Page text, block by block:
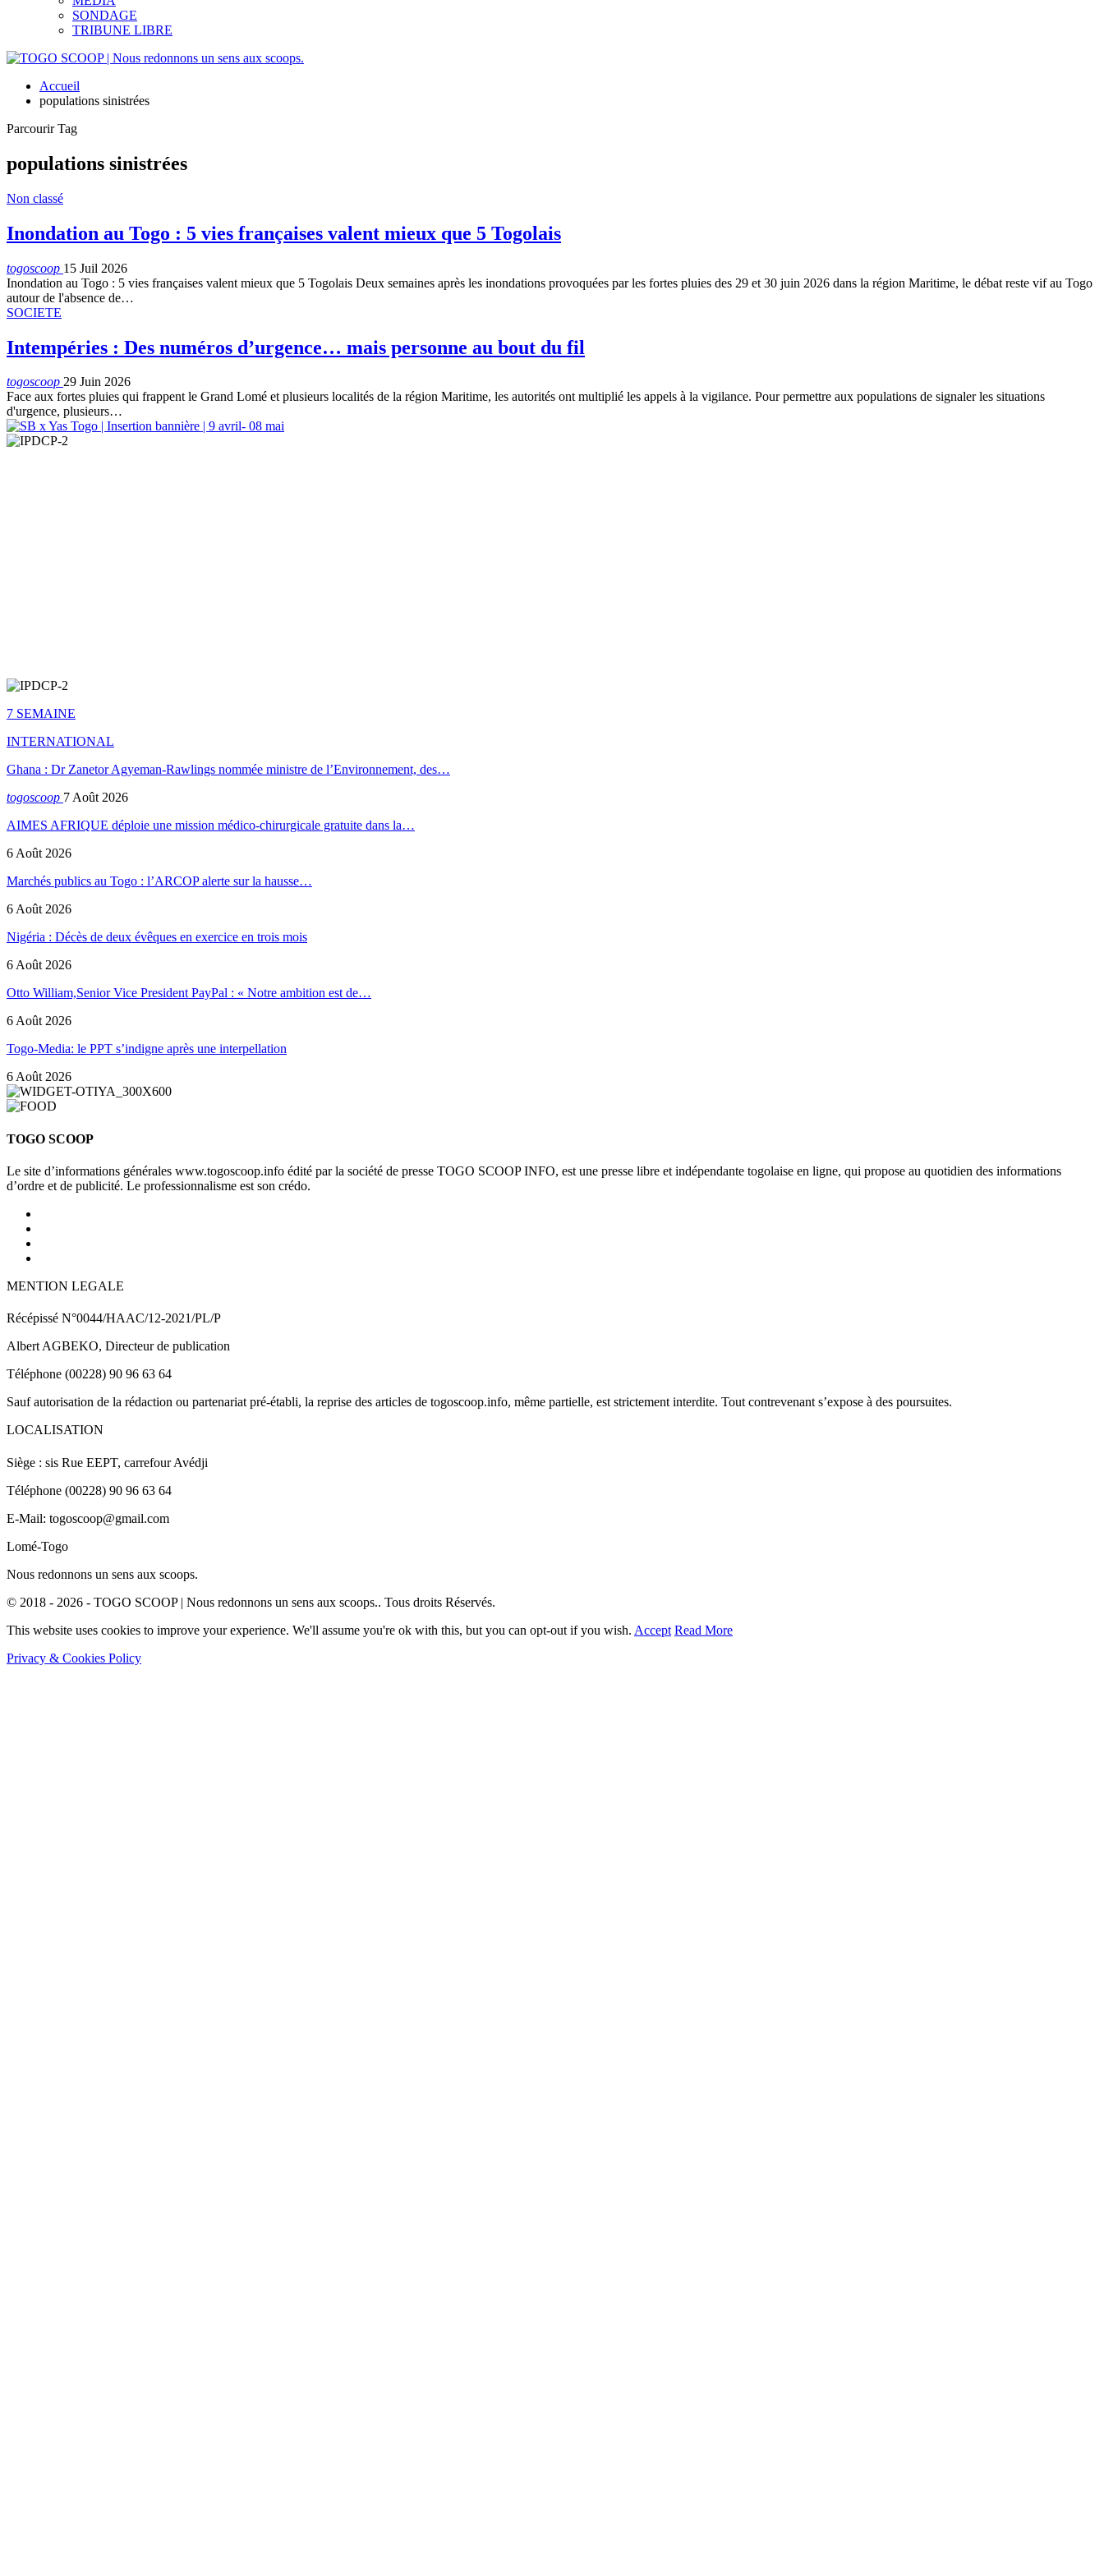
SONDAGE
TRIBUNE LIBRE
Accueil
populations sinistrées
Parcourir Tag
populations sinistrées
Non classé
Inondation au Togo : 5 vies françaises valent mieux que 5 Togolais
togoscoop 15 Juil 2026
Inondation au Togo : 5 vies françaises valent mieux que 5 Togolais Deux semaines après les inondations provoquées par les fortes pluies des 29 et 30 juin 2026 dans la région Maritime, le débat reste vif au Togo
autour de l'absence de…
SOCIETE
Intempéries : Des numéros d’urgence… mais personne au bout du fil
togoscoop 29 Juin 2026
Face aux fortes pluies qui frappent le Grand Lomé et plusieurs localités de la région Maritime, les autorités ont multiplié les appels à la vigilance. Pour permettre aux populations de signaler les situations
d'urgence, plusieurs…
7 SEMAINE
INTERNATIONAL
Ghana : Dr Zanetor Agyeman-Rawlings nommée ministre de l’Environnement, des…
togoscoop 7 Août 2026
AIMES AFRIQUE déploie une mission médico-chirurgicale gratuite dans la…
6 Août 2026
Marchés publics au Togo : l’ARCOP alerte sur la hausse…
6 Août 2026
Nigéria : Décès de deux évêques en exercice en trois mois
6 Août 2026
Otto William,Senior Vice President PayPal : « Notre ambition est de…
6 Août 2026
Togo-Media: le PPT s’indigne après une interpellation
6 Août 2026
TOGO SCOOP
Le site d’informations générales www.togoscoop.info édité par la société de presse TOGO SCOOP INFO, est une presse libre et indépendante togolaise en ligne, qui propose au quotidien des informations
d’ordre et de publicité. Le professionnalisme est son crédo.
MENTION LEGALE
Récépissé N°0044/HAAC/12-2021/PL/P
Albert AGBEKO, Directeur de publication
Téléphone (00228) 90 96 63 64
Sauf autorisation de la rédaction ou partenariat pré-établi, la reprise des articles de togoscoop.info, même partielle, est strictement interdite. Tout contrevenant s’expose à des poursuites.
LOCALISATION
Siège : sis Rue EEPT, carrefour Avédji
Téléphone (00228) 90 96 63 64
E-Mail: togoscoop@gmail.com
Lomé-Togo
Nous redonnons un sens aux scoops.
© 2018 - 2026 - TOGO SCOOP | Nous redonnons un sens aux scoops.. Tous droits Réservés.
This website uses cookies to improve your experience. We'll assume you're ok with this, but you can opt-out if you wish. Accept Read More
Privacy & Cookies Policy